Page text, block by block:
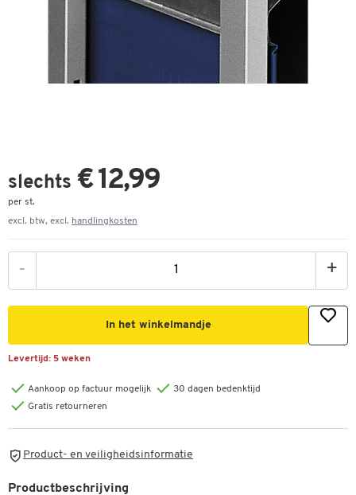
slechts € 12,99
per st.
excl. btw, excl. handlingkosten
- +
In het winkelmandje
Levertijd: 5 weken
Aankoop op factuur mogelijk
30 dagen bedenktijd
Gratis retourneren
Product- en veiligheidsinformatie
Productbeschrijving